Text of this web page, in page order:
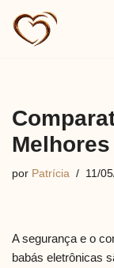
Pular
por Patrícia 11/
A segurança e o
babás eletrônicas